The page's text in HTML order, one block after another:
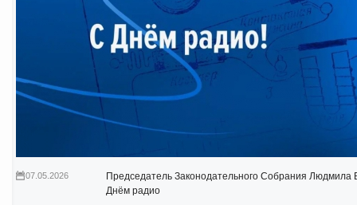
07.05.2026
Председатель Законодательного Собрания Людмила
Днём радио